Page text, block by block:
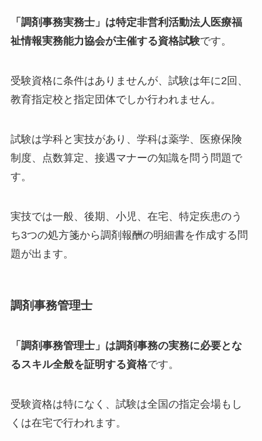
「調剤事務実務士」は特定非営利活動法人医療福
祉情報実務能力協会が主催する資格試験です。
受験資格に条件はありませんが、試験は年に2回、
教育指定校と指定団体でしか行われません。
試験は学科と実技があり、学科は薬学、医療保険
制度、点数算定、接遇マナーの知識を問う問題で
す。
実技では一般、後期、小児、在宅、特定疾患のう
ち3つの処方箋から調剤報酬の明細書を作成する問
題が出ます。
調剤事務管理士
「調剤事務管理士」は調剤事務の実務に必要とな
るスキル全般を証明する資格です。
受験資格は特になく、試験は全国の指定会場もし
くは在宅で行われます。